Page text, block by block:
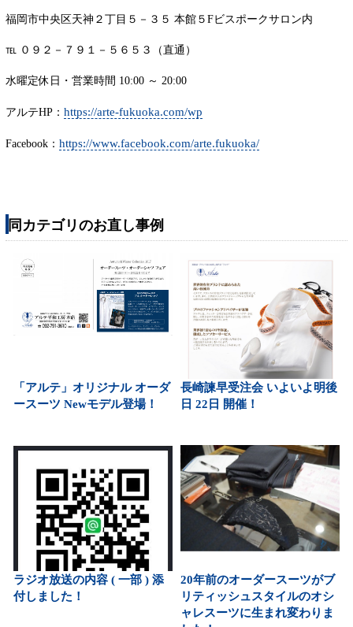
福岡市中央区天神２丁目５－３５ 本館５Fビスポークサロン内
℡ ０９２－７９１－５６５３（直通）
水曜定休日・営業時間 10:00 ～ 20:00
アルテHP： https://arte-fukuoka.com/wp
Facebook： https://www.facebook.com/arte.fukuoka/
同カテゴリのお直し事例
「アルテ」オリジナル オーダ
ースーツ Newモデル登場！
長崎諫早受注会 いよいよ明後
日 22日 開催！
ラジオ放送の内容 ( 一部 ) 添
付しました！
20年前のオーダースーツがブ
リティッシュスタイルのオシ
ャレスーツに生まれ変わりま